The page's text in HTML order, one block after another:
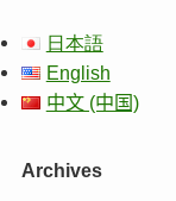
日本語
English
中文 (中国)
Archives